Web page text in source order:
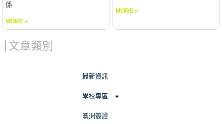
係
MORE »
MORE »
文章類別
最新資訊
學校專區
澳洲簽證